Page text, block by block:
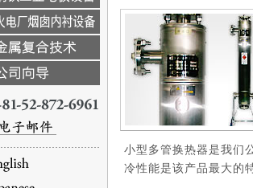
小型多管换热器是我们
冷性能是该产品最大的